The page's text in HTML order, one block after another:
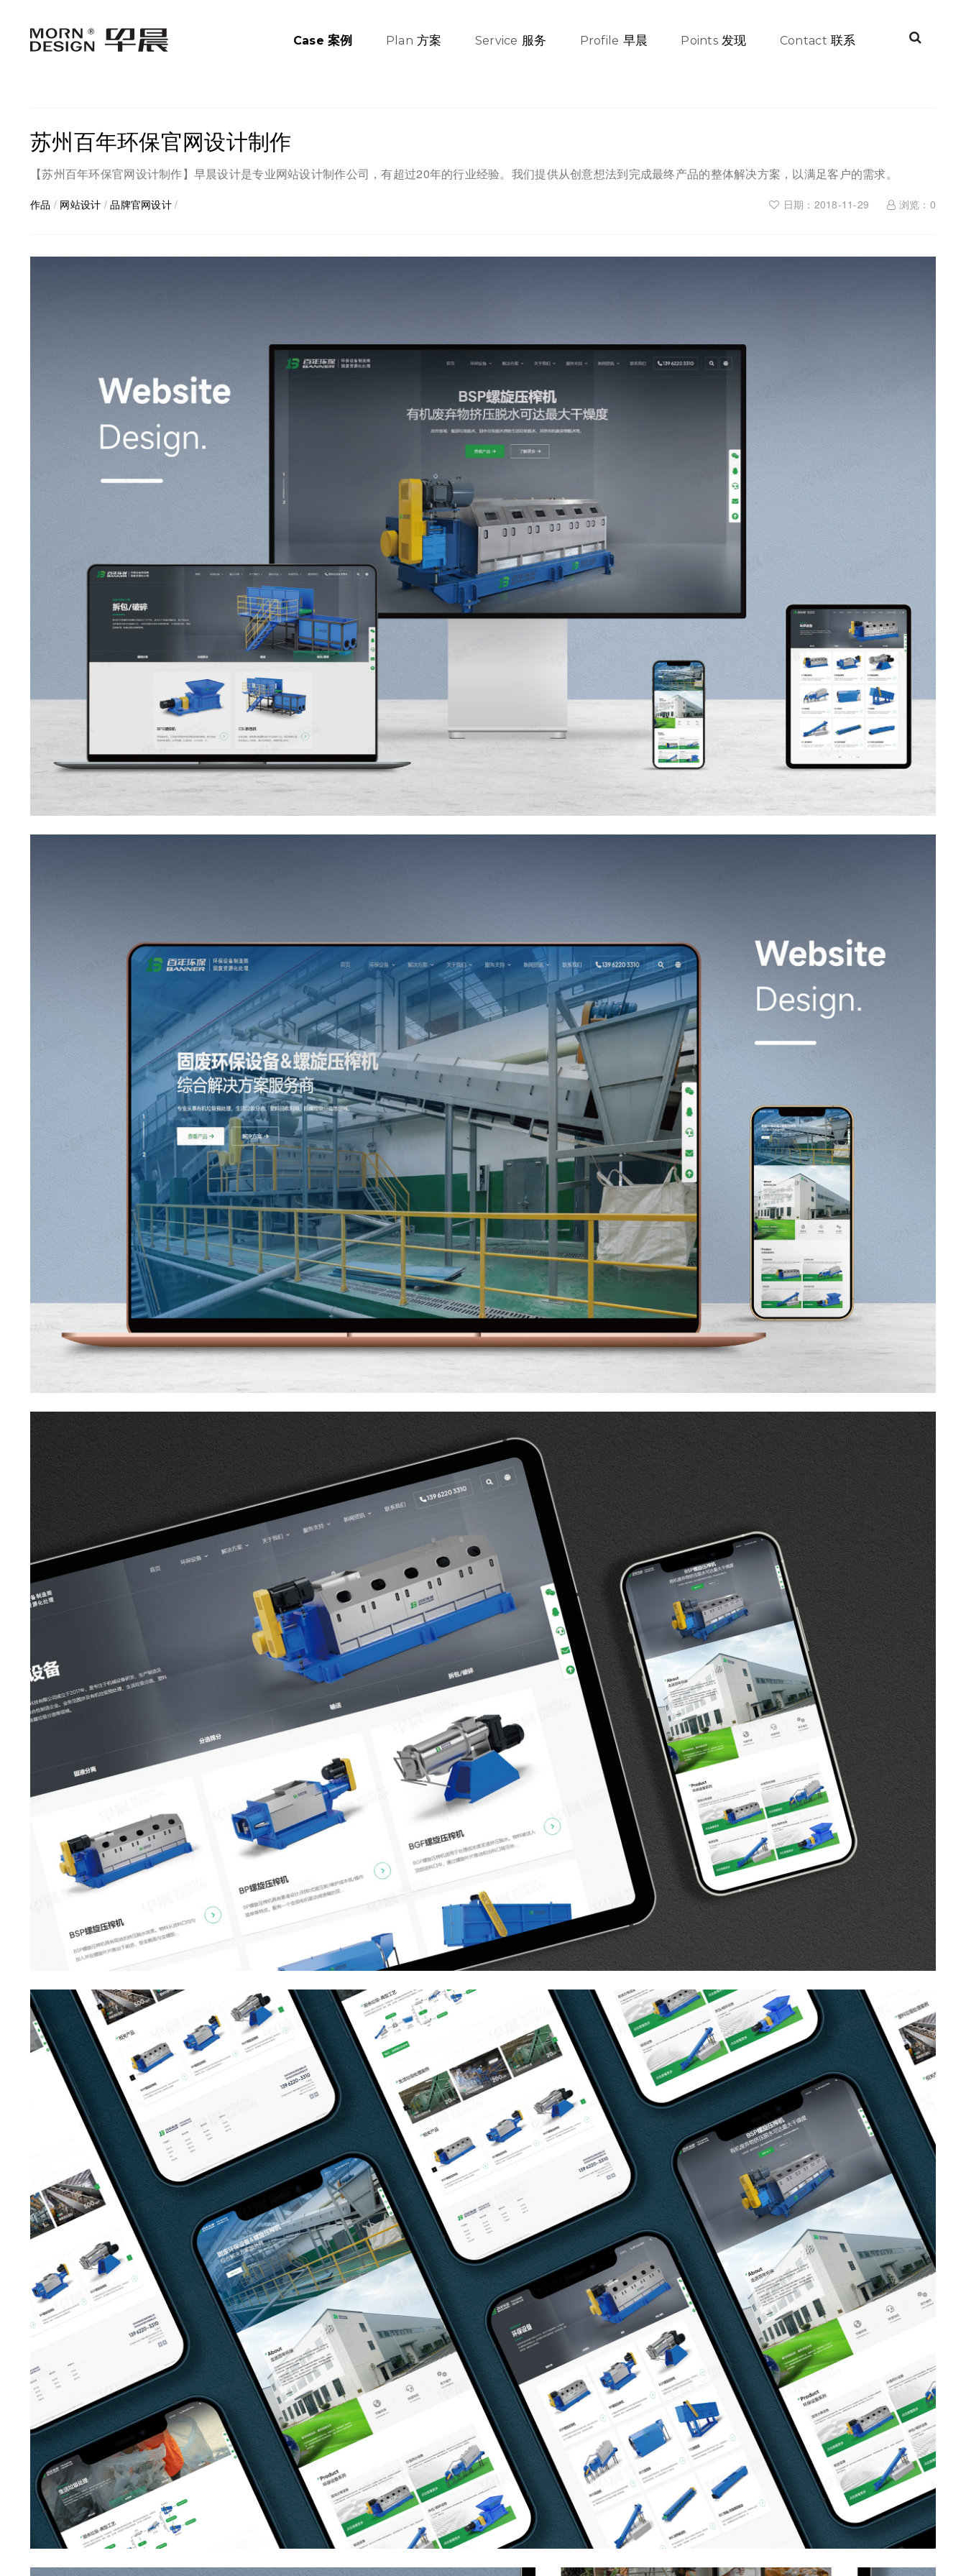
Case 案例 Plan 方案 Service 服务 Profile 早晨 Points 发现 Contact 联系
苏州百年环保官网设计制作
【苏州百年环保官网设计制作】早晨设计是专业网站设计制作公司，有超过20年的行业经验。我们提供从创意想法到完成最终产品的整体解决方案，以满足客户的需求。
作品 / 网站设计 /品牌官网设计 / 日期：2018-11-29 浏览： 0